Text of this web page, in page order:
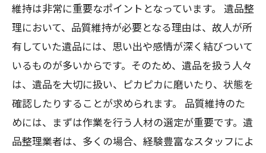
維持は非常に重要なポイントとなっています。 遺品整
理において、品質維持が必要となる理由は、故人が所
有していた遺品には、思い出や感情が深く結びついて
いるものが多いからです。そのため、遺品を扱う人々
は、遺品を大切に扱い、ピカピカに磨いたり、状態を
確認したりすることが求められます。 品質維持のた
めには、まずは作業を行う人材の選定が重要です。遺
品整理業者は、多くの場合、経験豊富なスタッフによ